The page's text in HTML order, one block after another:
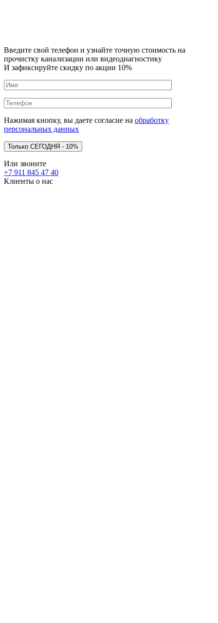
Введите свой телефон и узнайте точную стоимость на
прочистку канализации или видеодиагностику
И зафиксируйте скидку по акции 10%
Нажимая кнопку, вы даете согласие на обработку
персональных данных
Или звоните
+7 911 845 47 40
Клиенты о нас